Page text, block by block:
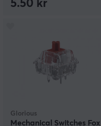
5.50 kr
Glorious
Mechanical Switches Fox